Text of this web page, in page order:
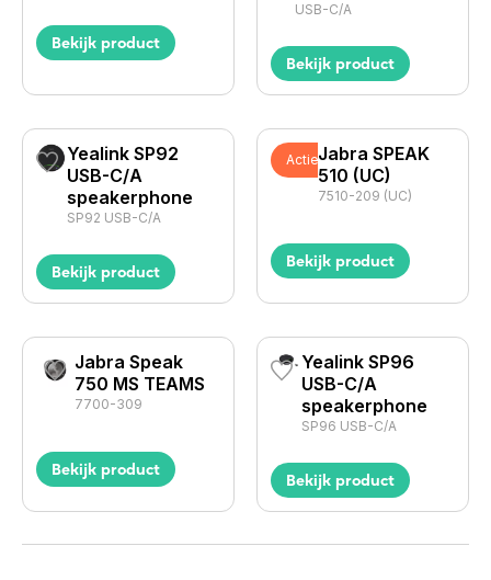
Bekijk product
USB-C/A
Bekijk product
Yealink SP92
USB-C/A
speakerphone
SP92 USB-C/A
Bekijk product
ActieJabra SPEAK
510 (UC)
7510-209 (UC)
Bekijk product
Jabra Speak
750 MS TEAMS
7700-309
Bekijk product
Yealink SP96
USB-C/A
speakerphone
SP96 USB-C/A
Bekijk product